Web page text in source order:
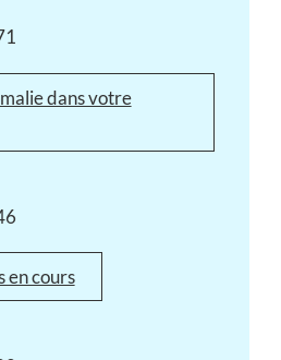
dans votre
en cours